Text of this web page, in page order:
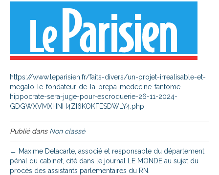
https://www.leparisien.fr/faits-divers/un-projet-irrealisable-et-
megalo-le-fondateur-de-la-prepa-medecine-fantome-
hippocrate-sera-juge-pour-escroquerie-26-11-2024-
GDGWXVMXHNH4ZI6KOKFESDWLY4.php
Publié dans Non classé
← Maxime Delacarte, associé et responsable du département
pénal du cabinet, cité dans le journal LE MONDE au sujet du
procès des assistants parlementaires du RN.